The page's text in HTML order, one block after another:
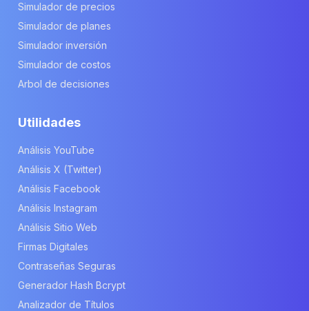
Simulador de precios
Simulador de planes
Simulador inversión
Simulador de costos
Arbol de decisiones
Utilidades
Análisis YouTube
Análisis X (Twitter)
Análisis Facebook
Análisis Instagram
Análisis Sitio Web
Firmas Digitales
Contraseñas Seguras
Generador Hash Bcrypt
Analizador de Títulos